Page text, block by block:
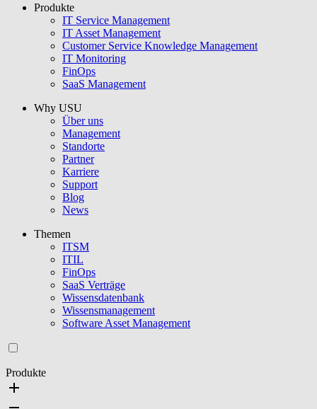
USU GmbH
Produkte
IT Service Management
IT Asset Management
Customer Service Knowledge Management
IT Monitoring
FinOps
SaaS Management
Why USU
Über uns
Management
Standorte
Partner
Karriere
Support
Blog
News
Themen
ITSM
ITIL
FinOps
SaaS Verträge
Wissensdatenbank
Wissensmanagement
Software Asset Management
Produkte